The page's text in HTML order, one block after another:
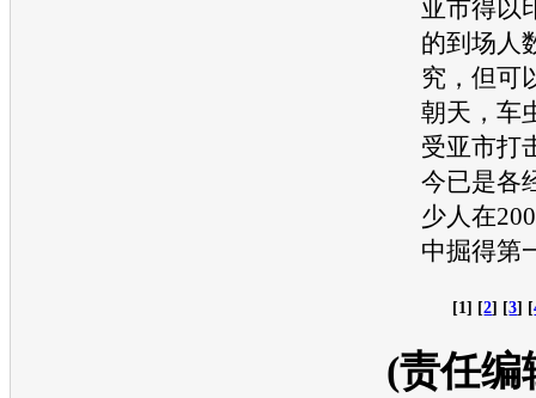
亚市得以
的到场人
究，但可
朝天，车
受亚市打
今已是各
少人在
中掘得第
[1] [2] [3] [
(责任编